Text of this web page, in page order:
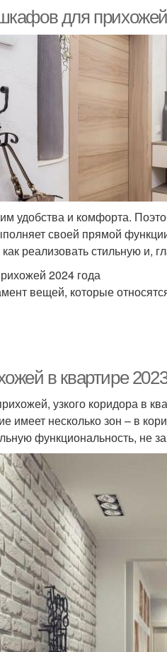
для
удобства и комфорта.
своей прямой
реализовать стильную и,
2024 года
вещей, которые
в квартире
узкого коридора в
имеет несколько зон – в
функциональность, не